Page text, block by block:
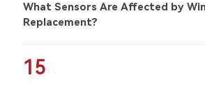
What Sensors Are Affected by
Replacement?
15